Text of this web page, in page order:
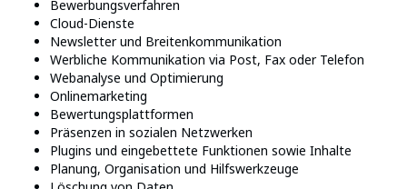
Bewerbungsverfahren
Cloud-Dienste
Newsletter und Breitenkommunikation
Werbliche Kommunikation via Post, Fax oder Telefon
Webanalyse und Optimierung
Onlinemarketing
Bewertungsplattformen
Präsenzen in sozialen Netzwerken
Plugins und eingebettete Funktionen sowie Inhalte
Planung, Organisation und Hilfswerkzeuge